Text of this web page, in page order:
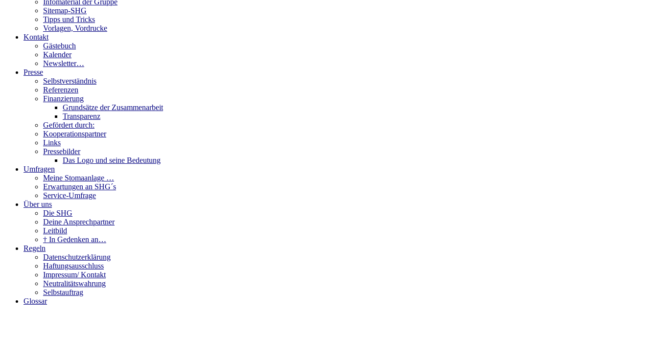
Sitemap-SHG
Tipps und Tricks
Vorlagen, Vordrucke
Kontakt
Gästebuch
Kalender
Newsletter…
Presse
Selbstverständnis
Referenzen
Finanzierung
Grundsätze der Zusammenarbeit
Transparenz
Gefördert durch:
Kooperationspartner
Links
Pressebilder
Das Logo und seine Bedeutung
Umfragen
Meine Stomaanlage …
Erwartungen an SHG´s
Service-Umfrage
Über uns
Die SHG
Deine Ansprechpartner
Leitbild
† In Gedenken an…
Regeln
Datenschutzerklärung
Haftungsausschluss
Impressum/ Kontakt
Neutralitätswahrung
Selbstauftrag
Glossar